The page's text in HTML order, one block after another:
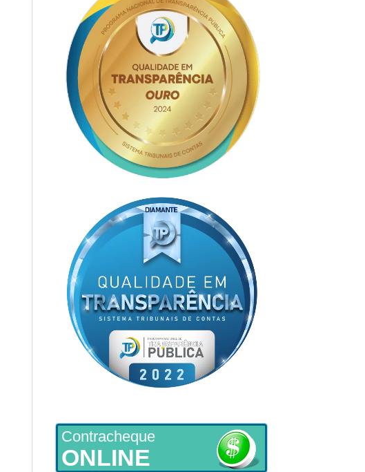
Contracheque
ONLINE